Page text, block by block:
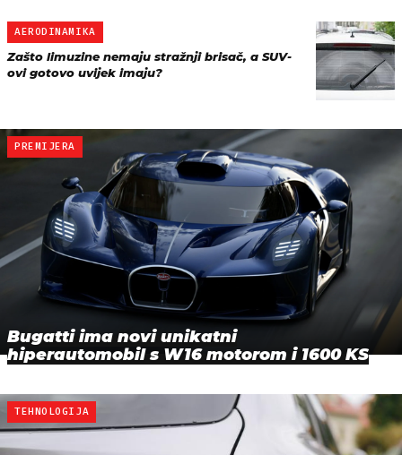
AERODINAMIKA
Zašto limuzine nemaju stražnji brisač, a SUV-
ovi gotovo uvijek imaju?
PREMIJERA
Bugatti ima novi unikatni
hiperautomobil s W16 motorom i 1600 KS
TEHNOLOGIJA